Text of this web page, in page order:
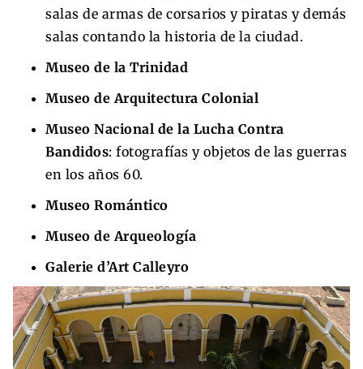
salas de armas de corsarios y piratas y demás
salas contando la historia de la ciudad.
Museo de la Trinidad
Museo de Arquitectura Colonial
Museo Nacional de la Lucha Contra
Bandidos: fotografías y objetos de las guerras
en los años 60.
Museo Romántico
Museo de Arqueología
Galerie d’Art Calleyro